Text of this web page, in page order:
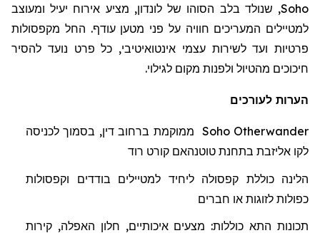
Soho, שנולד בלב הסוהו של לונדון, מציע אירוח יעיל ומעוצב
למטיילים המעריכים חוויה על פני מטען עודף. החל מקפסולות
פרטיות ועד לשירות עצמי אינטואיטיבי, כל פרט נועד להסיר
חיכוכים מהטיול ולפנות מקום לגילוי.
הערות לעורכים
Otherwander
Soho ממוקמת ברחוב דין, בסמוך לכניסה
לקו אליזבת בתחנת טוטנהאם קורט רוד
הלינה כוללת קפסולה ליחיד למטיילים בודדים וקפסולות
כפולות לזוגות או חברים
תכונות התא כוללות: מצעים איכותיים, חלון האפלה, קירות